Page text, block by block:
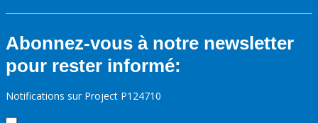
Abonnez-vous à notre newsletter
pour rester informé:
Notifications sur Project P124710